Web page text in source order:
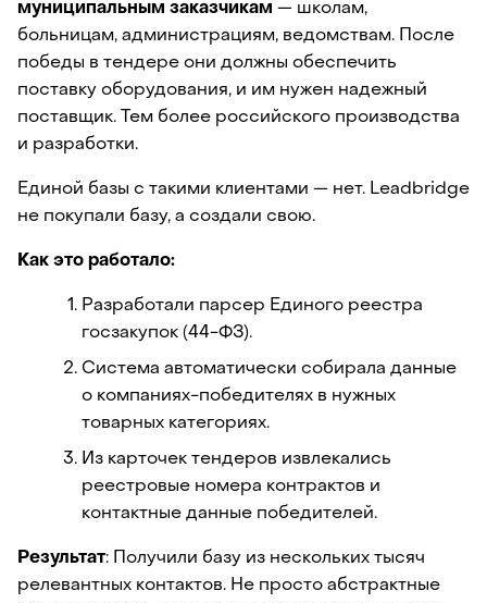
муниципальным заказчикам — школам,
больницам, администрациям, ведомствам. После
победы в тендере они должны обеспечить
поставку оборудования, и им нужен надежный
поставщик. Тем более российского производства
и разработки.
Единой базы с такими клиентами — нет. Leadbridge
не покупали базу, а создали свою.
Как это работало:
Разработали парсер Единого реестра
госзакупок (44-ФЗ).
Система автоматически собирала данные
о компаниях-победителях в нужных
товарных категориях.
Из карточек тендеров извлекались
реестровые номера контрактов и
контактные данные победителей.
Результат: Получили базу из нескольких тысяч
релевантных контактов. Не просто абстрактные